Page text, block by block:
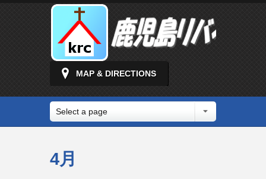
MAP & DIRECTIONS
Select a page
4月